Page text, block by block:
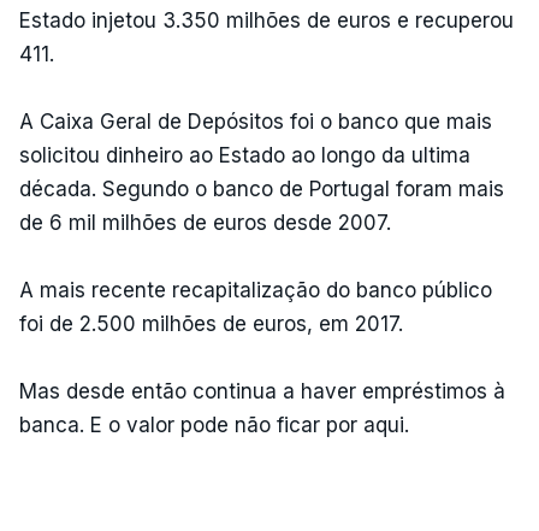
Estado injetou 3.350 milhões de euros e recuperou
411.
A Caixa Geral de Depósitos foi o banco que mais
solicitou dinheiro ao Estado ao longo da ultima
década. Segundo o banco de Portugal foram mais
de 6 mil milhões de euros desde 2007.
A mais recente recapitalização do banco público
foi de 2.500 milhões de euros, em 2017.
Mas desde então continua a haver empréstimos à
banca. E o valor pode não ficar por aqui.